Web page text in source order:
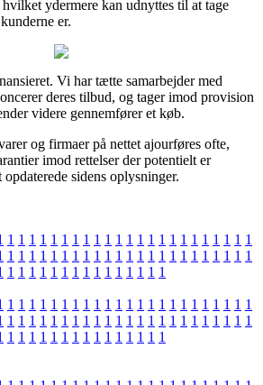
ydermere kan udnyttes til at tage
er.
Vi har tætte samarbejder med
deres tilbud, og tager imod provision
videre gennemfører et køb.
og firmaer på nettet ajourføres ofte,
imod rettelser der potentielt er
sidens oplysninger.
1 1 1 1 1 1 1 1 1 1 1 1 1 1 1 1 1 1 1 1 1 1 1
1 1 1 1 1 1 1 1 1 1 1 1 1 1 1 1 1 1 1 1 1 1 1
1 1 1 1 1 1 1 1 1 1 1 1 1 1 1
1 1 1 1 1 1 1 1 1 1 1 1 1 1 1 1 1 1 1 1 1 1 1
1 1 1 1 1 1 1 1 1 1 1 1 1 1 1 1 1 1 1 1 1 1 1
1 1 1 1 1 1 1 1 1 1 1 1 1 1 1